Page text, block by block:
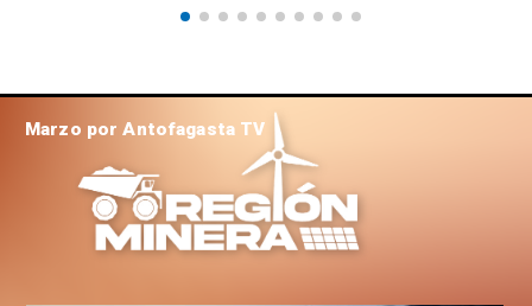
Marzo por Antofagasta TV